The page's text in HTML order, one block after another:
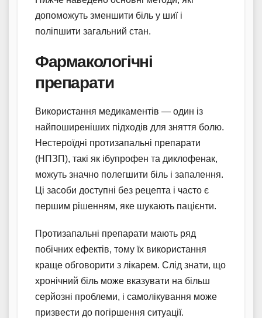
допоможуть зменшити біль у шиї і
поліпшити загальний стан.
Фармакологічні
препарати
Використання медикаментів — один із
найпоширеніших підходів для зняття болю.
Нестероїдні протизапальні препарати
(НПЗП), такі як ібупрофен та диклофенак,
можуть значно полегшити біль і запалення.
Ці засоби доступні без рецепта і часто є
першим рішенням, яке шукають пацієнти.
Протизапальні препарати мають ряд
побічних ефектів, тому їх використання
краще обговорити з лікарем. Слід знати, що
хронічний біль може вказувати на більш
серйозні проблеми, і самолікування може
призвести до погіршення ситуації.